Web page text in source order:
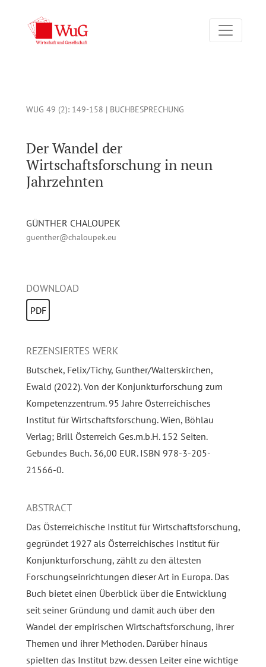
WUG 49 (2): 149-158 | BUCHBESPRECHUNG
Der Wandel der
Wirtschaftsforschung in neun
Jahrzehnten
GÜNTHER CHALOUPEK
guenther@chaloupek.eu
DOWNLOAD
PDF
REZENSIERTES WERK
Butschek, Felix/Tichy, Gunther/Walterskirchen,
Ewald (2022). Von der Konjunkturforschung zum
Kompetenzzentrum. 95 Jahre Österreichisches
Institut für Wirtschaftsforschung. Wien, Böhlau
Verlag; Brill Österreich Ges.m.b.H. 152 Seiten.
Gebundes Buch. 36,00 EUR. ISBN 978-3-205-
21566-0.
ABSTRACT
Das Österreichische Institut für Wirtschaftsforschung,
gegründet 1927 als Österreichisches Institut für
Konjunkturforschung, zählt zu den ältesten
Forschungseinrichtungen dieser Art in Europa. Das
Buch bietet einen Überblick über die Entwicklung
seit seiner Gründung und damit auch über den
Wandel der empirischen Wirtschaftsforschung, ihrer
Themen und ihrer Methoden. Darüber hinaus
spielten das Institut bzw. dessen Leiter eine wichtige